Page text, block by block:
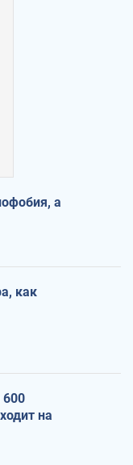
а
как
600
на